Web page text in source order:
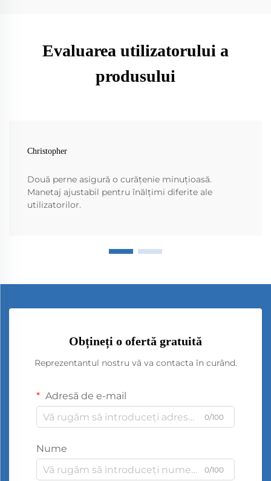
Evaluarea utilizatorului a
produsului
Christopher
Două perne asigură o curățenie minuțioasă.
Manetaj ajustabil pentru înălțimi diferite ale
utilizatorilor.
Obțineți o ofertă gratuită
Reprezentantul nostru vă va contacta în curând.
Adresă de e-mail
0/100
Nume
0/100